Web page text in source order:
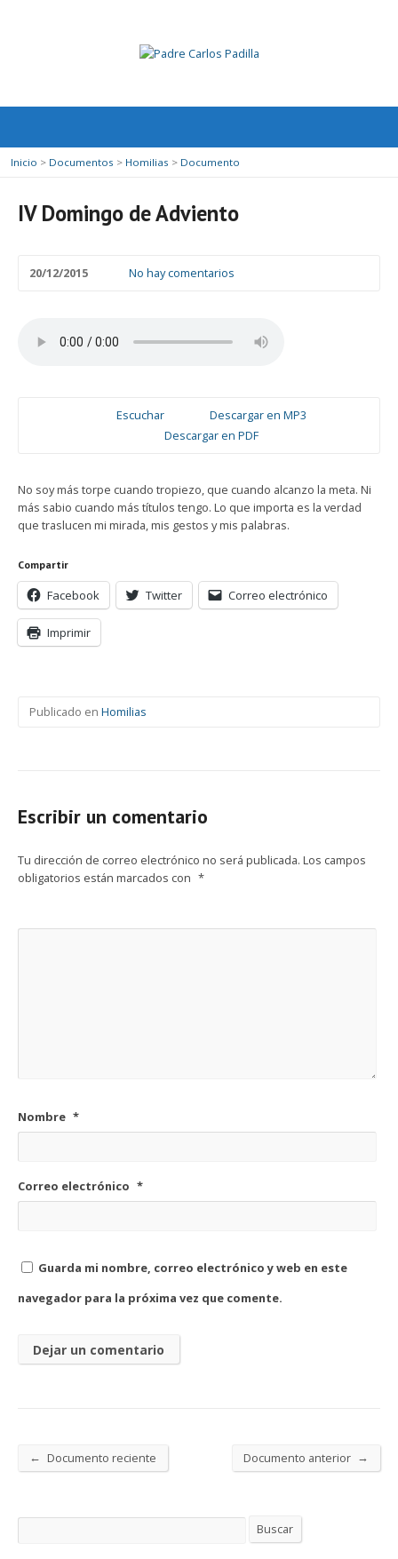
Inicio > Documentos > Homilias > Documento
IV Domingo de Adviento
20/12/2015 No hay comentarios
Escuchar
Descargar en MP3
Descargar en PDF
No soy más torpe cuando tropiezo, que cuando alcanzo la meta. Ni
más sabio cuando más títulos tengo. Lo que importa es la verdad
que traslucen mi mirada, mis gestos y mis palabras.
Compartir
Facebook Twitter Correo electrónico
Imprimir
Publicado en Homilias
Escribir un comentario
Tu dirección de correo electrónico no será publicada. Los campos
obligatorios están marcados con *
Nombre *
Correo electrónico *
Guarda mi nombre, correo electrónico y web en este
navegador para la próxima vez que comente.
← Documento reciente Documento anterior →
Buscar Buscar